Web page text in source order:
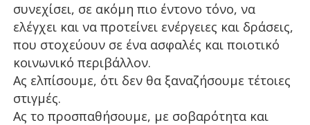
συνεχίσει, σε ακόμη πιο έντονο τόνο, να
ελέγχει και να προτείνει ενέργειες και δράσεις,
που στοχεύουν σε ένα ασφαλές και ποιοτικό
κοινωνικό περιβάλλον.
Ας ελπίσουμε, ότι δεν θα ξαναζήσουμε τέτοιες
στιγμές.
Ας το προσπαθήσουμε, με σοβαρότητα και